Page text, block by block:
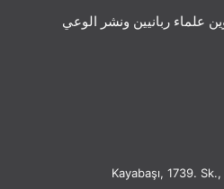
علماء ربانيين ونشر الوعي
Kayabaşı, 1739.